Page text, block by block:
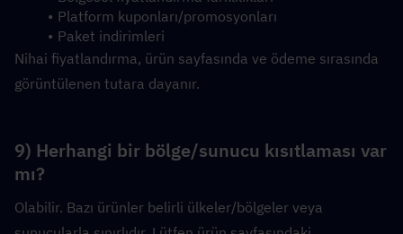
Platform kuponları/promosyonları
Paket indirimleri
Nihai fiyatlandırma, ürün sayfasında ve ödeme sırasında
görüntülenen tutara dayanır.
9) Herhangi bir bölge/sunucu kısıtlaması var
mı?
Olabilir. Bazı ürünler belirli ülkeler/bölgeler veya